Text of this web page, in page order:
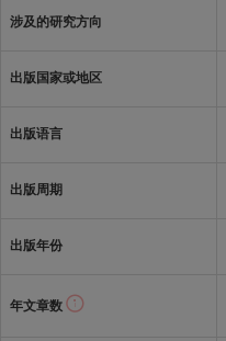
涉及的研究方向
出版国家或地区
出版语言
出版周期
出版年份
年文章数